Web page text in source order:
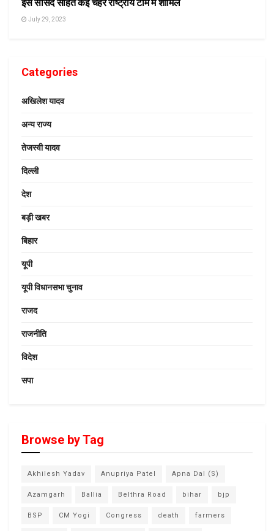
इस सांसद सहित कई चेहरे राष्ट्रीय टीम में शामिल
July 29, 2023
Categories
अखिलेश यादव
अन्य राज्य
तेजस्वी यादव
दिल्ली
देश
बड़ी खबर
बिहार
यूपी
यूपी विधानसभा चुनाव
राजद
राजनीति
विदेश
सपा
Browse by Tag
Akhilesh Yadav Anupriya Patel Apna Dal (S)
Azamgarh Ballia Belthra Road bihar bjp
BSP CM Yogi Congress death farmers